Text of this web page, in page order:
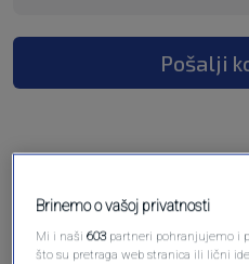
Pošalji
Brinemo o vašoj privatnosti
Mi i naši603 partneri pohranjujemo i
što su pretraga web stranica ili lični